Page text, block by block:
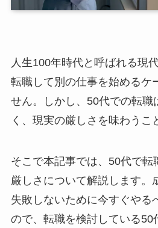
人生100年時代と呼ばれる現
転職して別の仕事を始めるケ
せん。しかし、50代での転職
く、現実の厳しさを味わうこ
そこで本記事では、50代で転
厳しさについて解説します。
失敗しないために今すぐやる
ので、転職を検討している50